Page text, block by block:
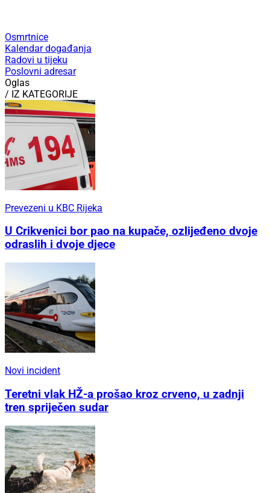
Osmrtnice
Kalendar događanja
Radovi u tijeku
Poslovni adresar
Oglas
/ IZ KATEGORIJE
Prevezeni u KBC Rijeka
U Crikvenici bor pao na kupače, ozlijeđeno dvoje
odraslih i dvoje djece
Novi incident
Teretni vlak HŽ-a prošao kroz crveno, u zadnji
tren spriječen sudar